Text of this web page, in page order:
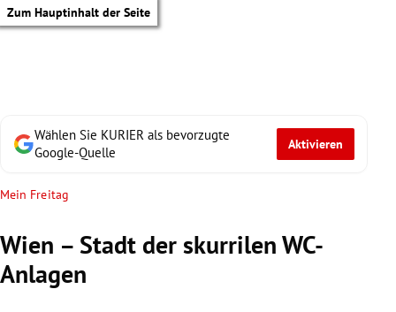
Zum Hauptinhalt der Seite
Wählen Sie KURIER als bevorzugte
Google-Quelle
Aktivieren
Mein Freitag
Wien – Stadt der skurrilen WC-
Anlagen